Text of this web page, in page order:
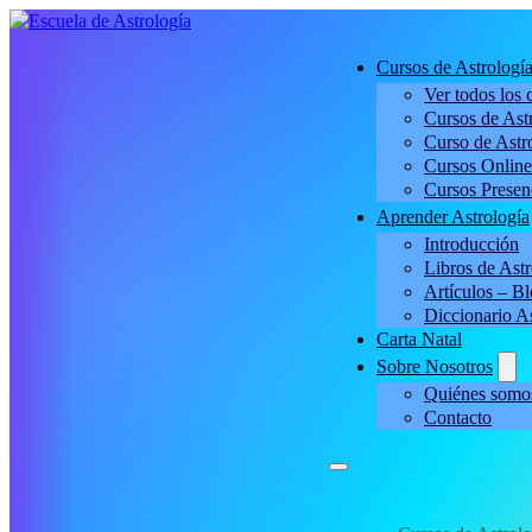
Cursos de Astrología
Ver todos los
Cursos de
Curso de
Cursos Online
Cursos
Aprender Astrología
Introducción
Libros de
Artículos –
Diccionario
Carta Natal
Sobre Nosotros
Quiénes
Contacto